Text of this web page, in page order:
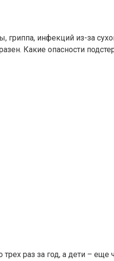
гриппа, инфекций из-за
Какие опасности
раз за год, а дети –